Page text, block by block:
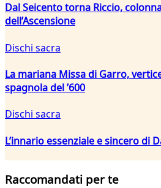
Dal Seicento torna Riccio,
dell’Ascensione
Dischi sacra
La mariana Missa di Garro,
spagnola del ’600
Dischi sacra
L’innario essenziale e sincero di
Raccomandati per te